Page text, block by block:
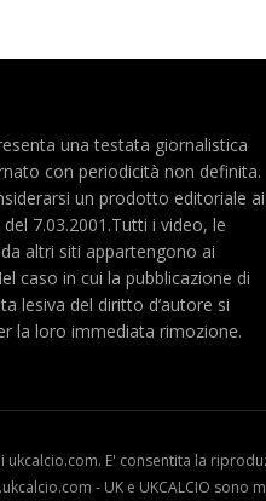
una testata giornalistica
con periodicità non definita.
un prodotto editoriale ai
7.03.2001.Tutti i video, le
altri siti appartengono ai
caso in cui la pubblicazione di
lesiva del diritto d’autore si
la loro immediata rimozione.
E' consentita la
- UK e UKCALCIO sono